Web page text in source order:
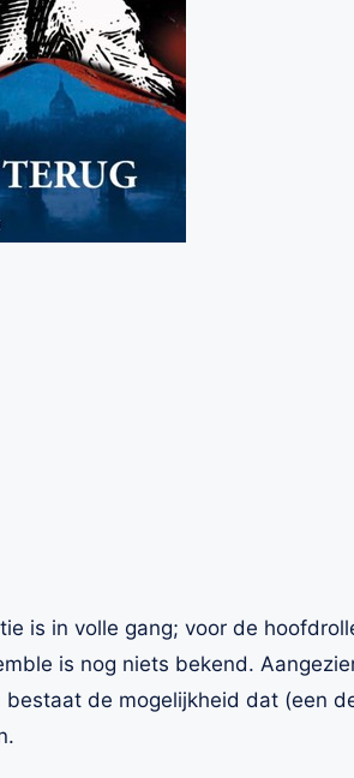
is in volle gang; voor de
is nog niets bekend.
de mogelijkheid dat (een